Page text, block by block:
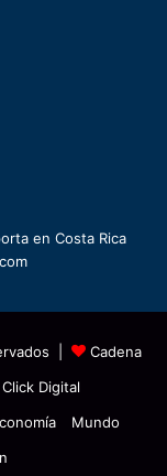
en Costa Rica
|
Cadena
Click Digital
Mundo